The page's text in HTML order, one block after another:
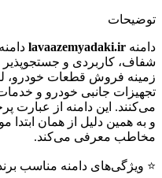
توضیحات
دامنه lavaazemyadaki.ir
شفاف، کاربردی و
زمینه فروش قطعات خودرو،
تجهیزات جانبی خودرو و
می‌کنند. این دامنه از عبارت
و به همین دلیل از همان
مخاطب معرفی می‌کند.
⭐️ ویژگی‌های دامنه مناسب